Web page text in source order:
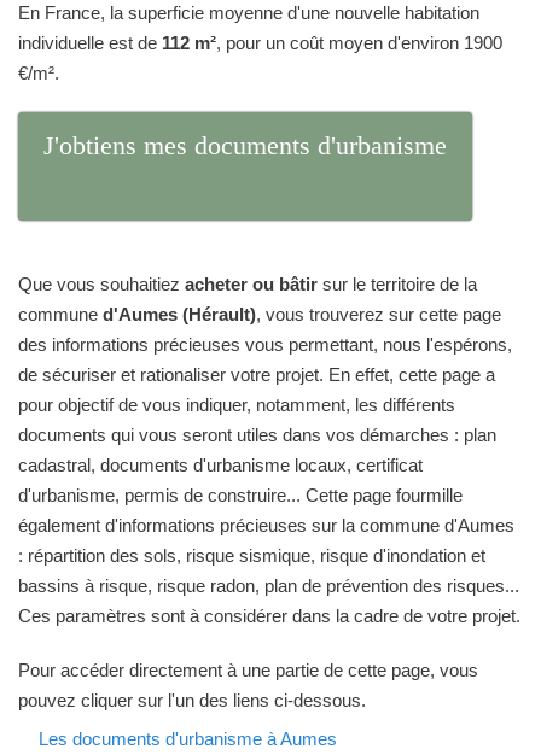
En France, la superficie moyenne d'une nouvelle habitation
individuelle est de 112 m², pour un coût moyen d'environ 1900
€/m².
J'obtiens mes documents d'urbanisme
Que vous souhaitiez acheter ou bâtir sur le territoire de la
commune d'Aumes (Hérault), vous trouverez sur cette page
des informations précieuses vous permettant, nous l'espérons,
de sécuriser et rationaliser votre projet. En effet, cette page a
pour objectif de vous indiquer, notamment, les différents
documents qui vous seront utiles dans vos démarches : plan
cadastral, documents d'urbanisme locaux, certificat
d'urbanisme, permis de construire... Cette page fourmille
également d'informations précieuses sur la commune d'Aumes
: répartition des sols, risque sismique, risque d'inondation et
bassins à risque, risque radon, plan de prévention des risques...
Ces paramètres sont à considérer dans la cadre de votre projet.
Pour accéder directement à une partie de cette page, vous
pouvez cliquer sur l'un des liens ci-dessous.
Les documents d'urbanisme à Aumes